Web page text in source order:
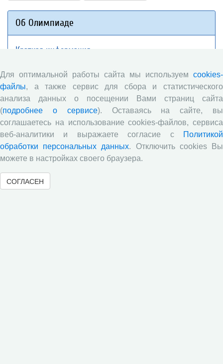
Об Олимпиаде
Краткая информация
Документы
Региональные площадки
СМИ об Олимпиаде
Контакты
Материалы Олимпиады
Задания прошлых лет
Работы победителей и призеров
Для оптимальной работы сайта мы используем cookies-
файлы, а также сервис для сбора и статистического
анализа данных о посещении Вами страниц сайта
(подробнее о сервисе). Оставаясь на сайте, вы
соглашаетесь на использование cookies-файлов, сервиса
веб-аналитики и выражаете согласие с
Политикой
обработки персональных данных. Отключить cookies Вы
можете в настройках своего браузера.
СОГЛАСЕН